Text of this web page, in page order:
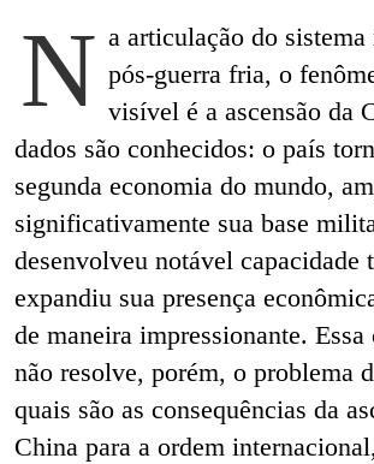
N a articulação do
pós-guerra fria, o
visível é a ascensão da
dados são conhecidos: o país
segunda economia do mundo,
significativamente sua base
desenvolveu notável capacidade
expandiu sua presença
de maneira impressionante. Essa
não resolve, porém, o problema
quais são as consequências da
China para a ordem